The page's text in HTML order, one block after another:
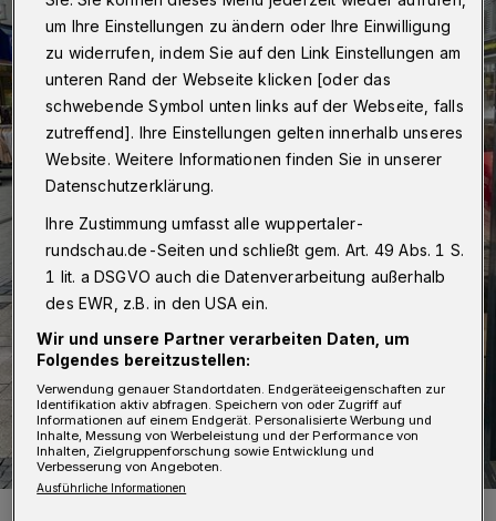
um Ihre Einstellungen zu ändern oder Ihre Einwilligung
zu widerrufen, indem Sie auf den Link Einstellungen am
unteren Rand der Webseite klicken [oder das
schwebende Symbol unten links auf der Webseite, falls
zutreffend]. Ihre Einstellungen gelten innerhalb unseres
Website. Weitere Informationen finden Sie in unserer
Datenschutzerklärung.
Ihre Zustimmung umfasst alle wuppertaler-
rundschau.de-Seiten und schließt gem. Art. 49 Abs. 1 S.
1 lit. a DSGVO auch die Datenverarbeitung außerhalb
des EWR, z.B. in den USA ein.
Wir und unsere Partner verarbeiten Daten, um
Folgendes bereitzustellen:
Verwendung genauer Standortdaten. Endgeräteeigenschaften zur
Identifikation aktiv abfragen. Speichern von oder Zugriff auf
Informationen auf einem Endgerät. Personalisierte Werbung und
Inhalte, Messung von Werbeleistung und der Performance von
Inhalten, Zielgruppenforschung sowie Entwicklung und
Verbesserung von Angeboten.
Ausführliche Informationen